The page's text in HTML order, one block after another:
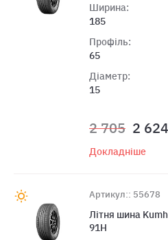
Ширина:
185
Профіль:
65
Діаметр:
15
2 705 2
Докладніше
Артикул:: 55678
Літня шина
91H